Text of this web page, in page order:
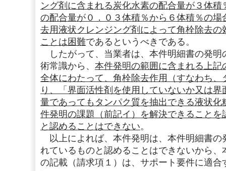
ング剤に含まれる炭化水素の配合量が３体
の配合量が０．０３体積％から６体積％の
去用液状クレンジング剤によって角栓除去
ことは困難であるというべきである。
したがって、当業者は、本件明細書の発明
術常識から、 本件発明の範囲に含まれる上
全体にわたって、角栓除去作用（すなわち
り、「界面活性剤を使用していないか又は
量であってもタンパク質を抽出できる液状
件発明の課題（前記イ）を解決できること
と認めることはできない。
以上によれば、本件発明は、本件明細書の
れているものと認めることはできないから
の記載（請求項１）は、サポート要件に適合